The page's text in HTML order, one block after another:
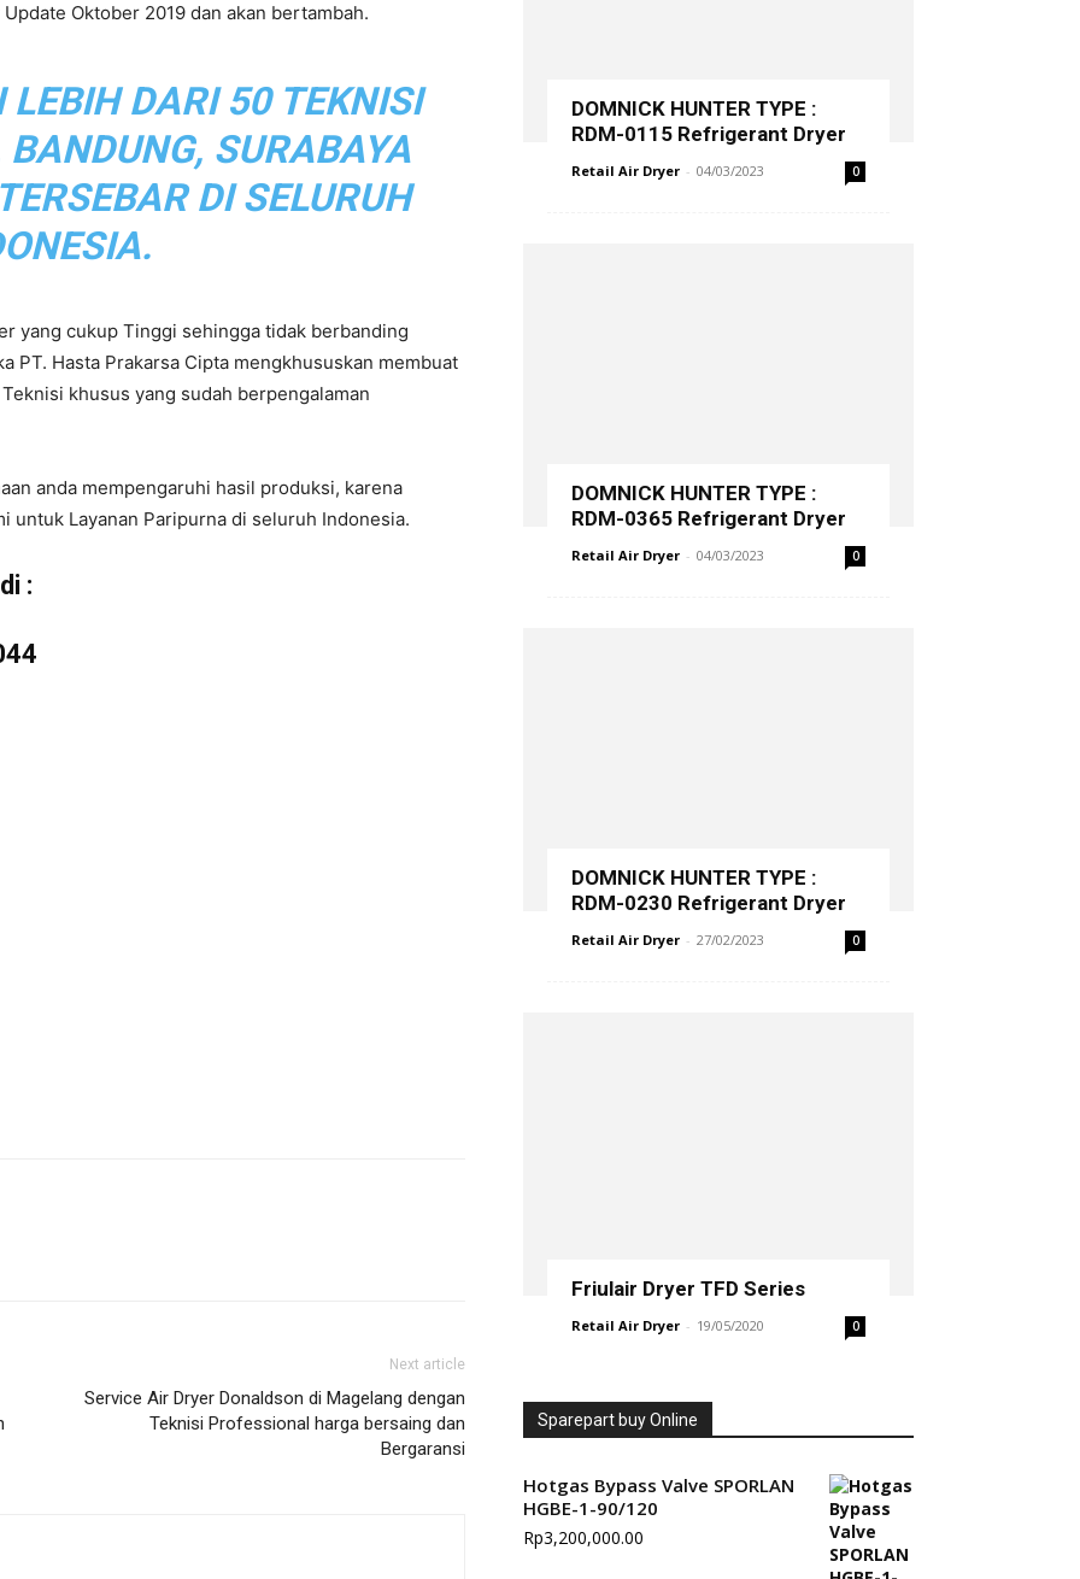
Oktober 2019 dan akan bertambah.
DARI 50 TEKNISI
SURABAYA
DI SELURUH
yang cukup Tinggi sehingga tidak berbanding
PT. Hasta Prakarsa Cipta mengkhususkan membuat
khusus yang sudah berpengalaman
anda mempengaruhi hasil produksi, karena
untuk Layanan Paripurna di seluruh Indonesia.
:
Next article
Service Air Dryer Donaldson di Magelang dengan
Teknisi Professional harga bersaing dan
Bergaransi
DOMNICK HUNTER TYPE :
RDM-0115 Refrigerant Dryer
Retail Air Dryer - 04/03/2023 0
DOMNICK HUNTER TYPE :
RDM-0365 Refrigerant Dryer
Retail Air Dryer - 04/03/2023 0
DOMNICK HUNTER TYPE :
RDM-0230 Refrigerant Dryer
Retail Air Dryer - 27/02/2023 0
Friulair Dryer TFD Series
Retail Air Dryer - 19/05/2020 0
Sparepart buy Online
Hotgas Bypass Valve SPORLAN
HGBE-1-90/120
Rp3,200,000.00